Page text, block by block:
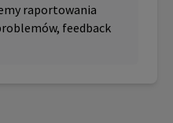
raportowania
feedback